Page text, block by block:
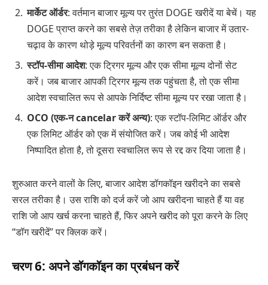
मार्केट ऑर्डर: वर्तमान बाजार मूल्य पर तुरंत DOGE खरीदें या बेचें। यह
DOGE प्राप्त करने का सबसे तेज़ तरीका है लेकिन बाजार में उतार-
चढ़ाव के कारण थोड़े मूल्य परिवर्तनों का कारण बन सकता है।
स्टॉप-सीमा आदेश: एक ट्रिगर मूल्य और एक सीमा मूल्य दोनों सेट
करें। जब बाजार आपकी ट्रिगर मूल्य तक पहुंचता है, तो एक सीमा
आदेश स्वचालित रूप से आपके निर्दिष्ट सीमा मूल्य पर रखा जाता है।
OCO (एक-न cancelar करें अन्य): एक स्टॉप-लिमिट ऑर्डर और
एक लिमिट ऑर्डर को एक में संयोजित करें। जब कोई भी आदेश
निष्पादित होता है, तो दूसरा स्वचालित रूप से रद्द कर दिया जाता है।
शुरुआत करने वालों के लिए, बाजार आदेश डॉगकॉइन खरीदने का सबसे
सरल तरीका है। उस राशि को दर्ज करें जो आप खरीदना चाहते हैं या वह
राशि जो आप खर्च करना चाहते हैं, फिर अपने खरीद को पूरा करने के लिए
“डॉग खरीदें” पर क्लिक करें।
चरण 6: अपने डॉगकॉइन का प्रबंधन करें